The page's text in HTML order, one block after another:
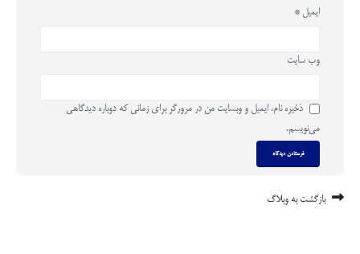
ایمیل *
وب‌ سایت
ذخیره نام، ایمیل و وبسایت من در مرورگر برای زمانی که دوباره دیدگاهی
می‌نویسم.
بازگشت به وبلاگ